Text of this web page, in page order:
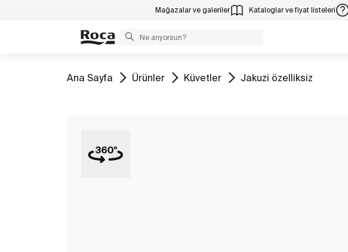
Mağazalar ve galeriler Kataloglar ve fiyat listeleri
Tüm
Ana Sayfa Tüm
Ürünler Tüm
Küvetler Tüm
Jakuzi özelliksiz